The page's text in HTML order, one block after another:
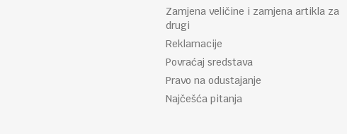
Zamjena veličine i zamjena artikla za
drugi
Reklamacije
Povraćaj sredstava
Pravo na odustajanje
Najčešća pitanja